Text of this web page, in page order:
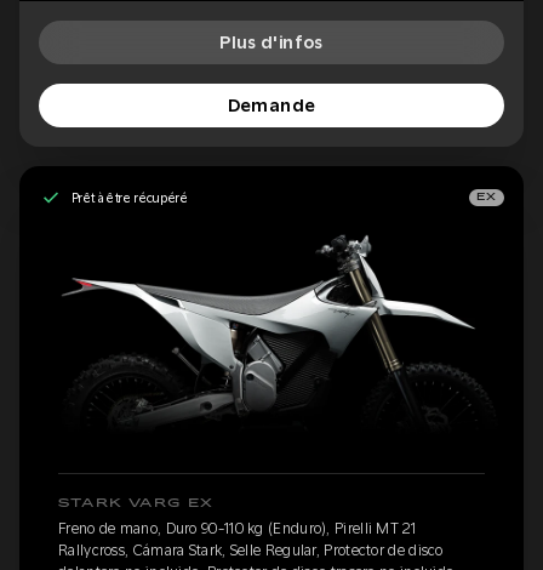
Plus d'infos
Demande
Prêt à être récupéré EX
STARK VARG EX
Freno de mano, Duro 90-110 kg (Enduro), Pirelli MT 21
Rallycross, Cámara Stark, Selle Regular, Protector de disco